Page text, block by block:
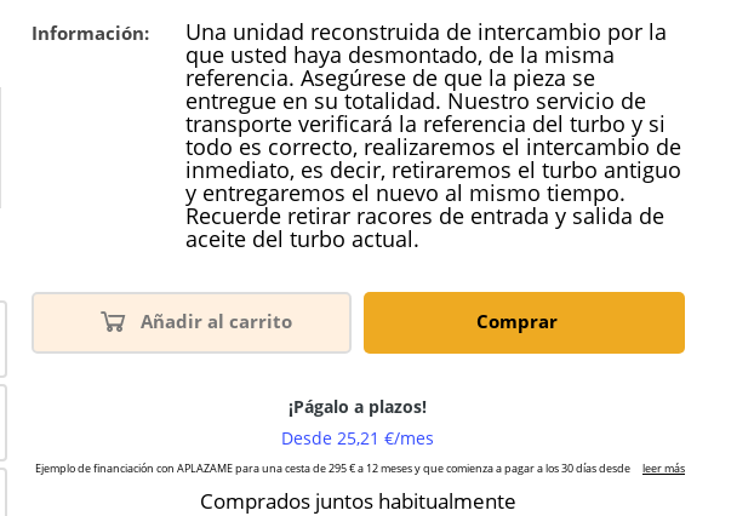
Información:
Una unidad reconstruida de intercambio por la
que usted haya desmontado, de la misma
referencia. Asegúrese de que la pieza se
entregue en su totalidad. Nuestro servicio de
transporte verificará la referencia del turbo y si
todo es correcto, realizaremos el intercambio de
inmediato, es decir, retiraremos el turbo antiguo
y entregaremos el nuevo al mismo tiempo.
Recuerde retirar racores de entrada y salida de
aceite del turbo actual.
Añadir al carrito Comprar
Comprados juntos habitualmente